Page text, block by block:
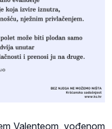
Valenteom, vođenom